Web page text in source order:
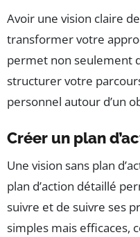
Avoir une vision claire
transformer votre
permet non seulement
structurer votre
personnel autour d’un
Créer un plan
Une vision sans plan
plan d’action détaillé
suivre et de suivre ses
simples mais efficaces,